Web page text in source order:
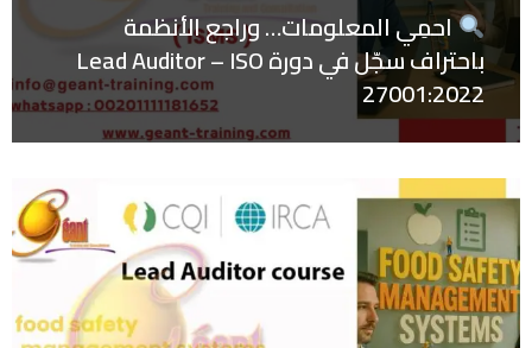
احمِي المعلومات… وراجع الأنظمة
باحتراف سجّل في دورة Lead Auditor – ISO
27001:2022